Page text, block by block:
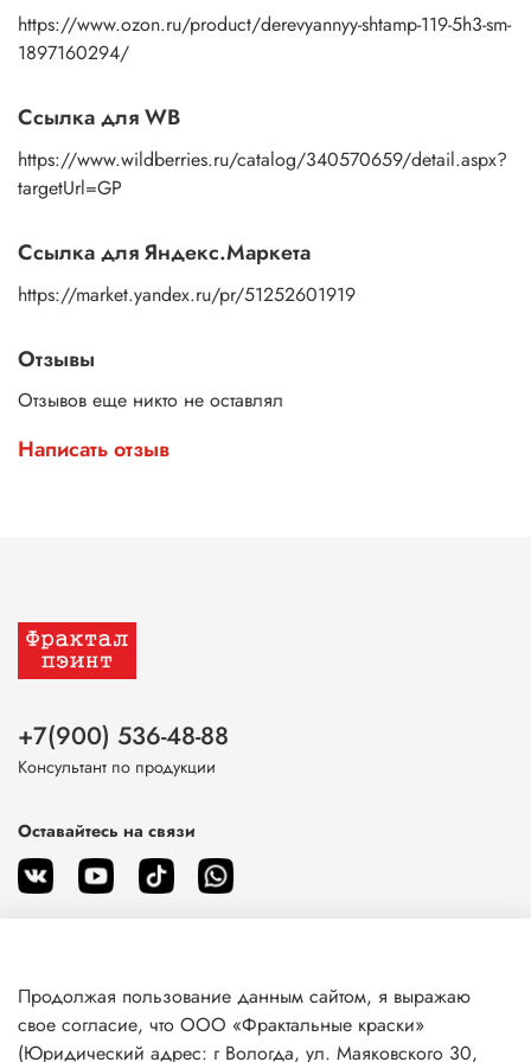
https://www.ozon.ru/product/derevyannyy-shtamp-119-5h3-sm-
1897160294/
Ссылка для WB
https://www.wildberries.ru/catalog/340570659/detail.aspx?
targetUrl=GP
Ссылка для Яндекс.Маркета
https://market.yandex.ru/pr/51252601919
Отзывы
Отзывов еще никто не оставлял
Написать отзыв
О магазине
+7(900) 536-48-88
Консультант по продукции
Оставайтесь на связи
Продолжая пользование данным сайтом, я выражаю
свое согласие, что ООО «Фрактальные краски»
(Юридический адрес: г Вологда, ул. Маяковского 30,